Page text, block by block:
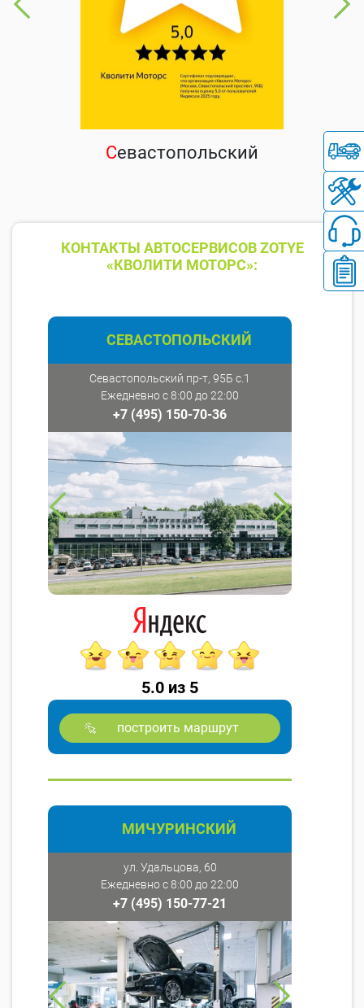
Севастопольский
КОНТАКТЫ АВТОСЕРВИСОВ ZOTYE
«КВОЛИТИ МОТОРС»:
СЕВАСТОПОЛЬСКИЙ
Севастопольский пр-т, 95Б с.1
Ежедневно с 8:00 до 22:00
+7 (495) 150-70-36
5.0 из 5
построить маршрут
МИЧУРИНСКИЙ
ул. Удальцова, 60
Ежедневно с 8:00 до 22:00
+7 (495) 150-77-21